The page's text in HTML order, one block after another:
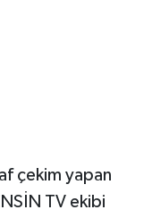
çekim yapan
TV ekibi